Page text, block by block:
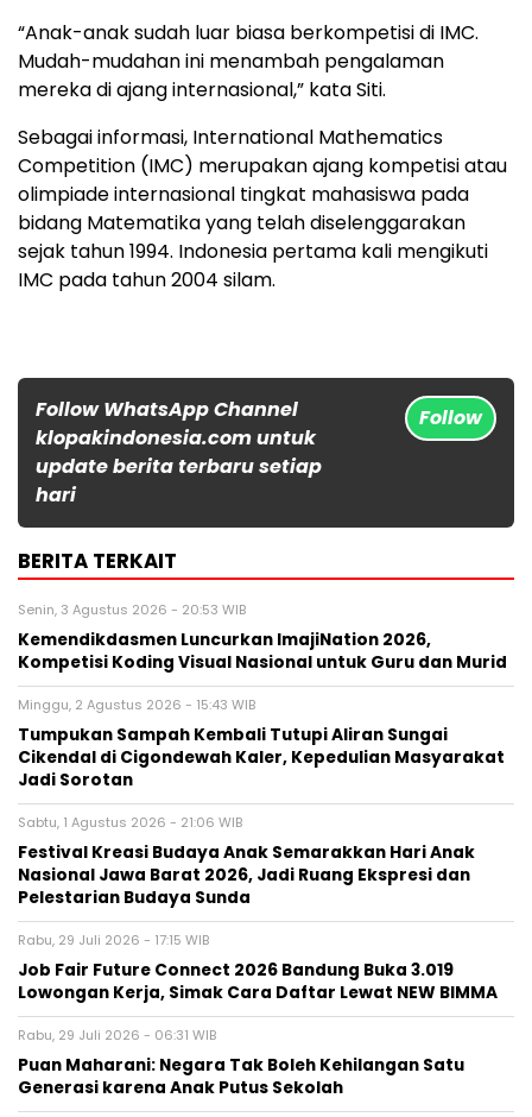
“Anak-anak sudah luar biasa berkompetisi di IMC.
Mudah-mudahan ini menambah pengalaman
mereka di ajang internasional,” kata Siti.
Sebagai informasi, International Mathematics
Competition (IMC) merupakan ajang kompetisi atau
olimpiade internasional tingkat mahasiswa pada
bidang Matematika yang telah diselenggarakan
sejak tahun 1994. Indonesia pertama kali mengikuti
IMC pada tahun 2004 silam.
Follow WhatsApp Channel
klopakindonesia.com untuk
update berita terbaru setiap
hari
Follow
BERITA TERKAIT
Senin, 3 Agustus 2026 - 20:53 WIB
Kemendikdasmen Luncurkan ImajiNation 2026,
Kompetisi Koding Visual Nasional untuk Guru dan Murid
Minggu, 2 Agustus 2026 - 15:43 WIB
Tumpukan Sampah Kembali Tutupi Aliran Sungai
Cikendal di Cigondewah Kaler, Kepedulian Masyarakat
Jadi Sorotan
Sabtu, 1 Agustus 2026 - 21:06 WIB
Festival Kreasi Budaya Anak Semarakkan Hari Anak
Nasional Jawa Barat 2026, Jadi Ruang Ekspresi dan
Pelestarian Budaya Sunda
Rabu, 29 Juli 2026 - 17:15 WIB
Job Fair Future Connect 2026 Bandung Buka 3.019
Lowongan Kerja, Simak Cara Daftar Lewat NEW BIMMA
Rabu, 29 Juli 2026 - 06:31 WIB
Puan Maharani: Negara Tak Boleh Kehilangan Satu
Generasi karena Anak Putus Sekolah